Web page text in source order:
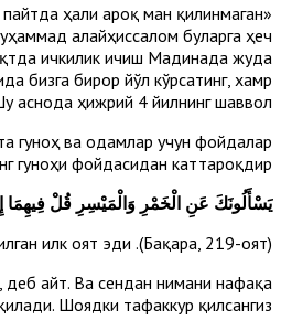
пайтда ҳали ароқ ман қилинмаган
алайҳиссалом буларга ҳеч
ичкилик ичиш Мадинада жуда
бизга бирор йўл кўрсатинг, хамр
аснода ҳижрий 4 йилнинг шаввол
гуноҳ ва одамлар учун фойдалар
гуноҳи фойдасидан каттароқдир»
يَسْأَلُونَكَ عَنِ الْخَمْرِ وَالْمَيْسِرِ قُلْ فِيهِمَا
(Бақара, 219-оят). Бу ароқни ҳаром қилган илк оят эди.
деб айт. Ва сендан нимани нафақа
Шоядки тафаккур қилсангиз.